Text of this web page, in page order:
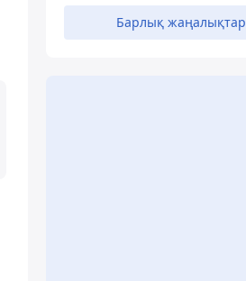
Барлық жаңалықтар